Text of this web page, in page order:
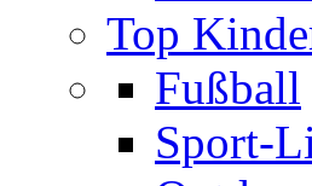
Top
Fußball
Sport-